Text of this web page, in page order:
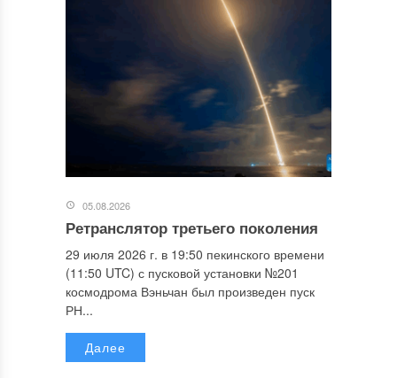
05.08.2026
Ретранслятор третьего поколения
29 июля 2026 г. в 19:50 пекинского времени
(11:50 UTC) с пусковой установки №201
космодрома Вэньчан был произведен пуск
РН...
Далее